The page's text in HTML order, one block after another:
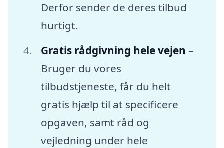
Derfor sender de deres tilbud
hurtigt.
Gratis rådgivning hele vejen –
Bruger du vores
tilbudstjeneste, får du helt
gratis hjælp til at specificere
opgaven, samt råd og
vejledning under hele